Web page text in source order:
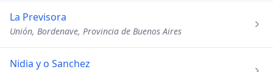
La Previsora
Unión, Bordenave, Provincia de Buenos Aires
Nidia y o Sanchez